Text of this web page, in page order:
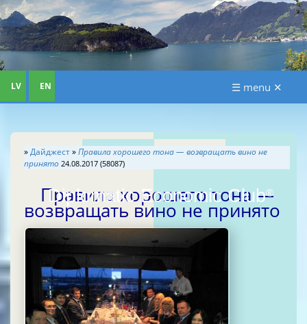
Diplomatic Economic Club®
LV EN ☰ menu ✕
»Дайджест»Правила хорошего тона — возвращать вино не
принято 24.08.2017 (58087)
Правила хорошего тона —
возвращать вино не принято